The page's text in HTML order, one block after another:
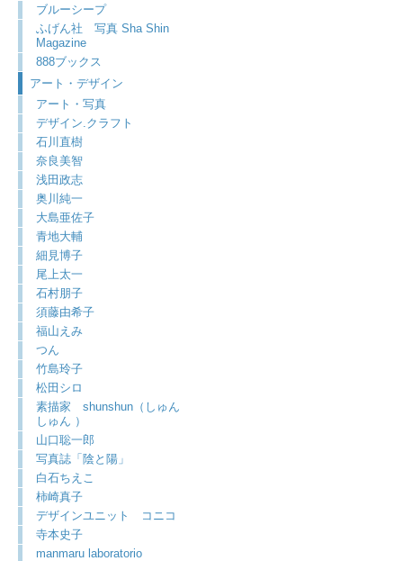
ブルーシープ
ふげん社 写真 Sha Shin
Magazine
888ブックス
アート・デザイン
アート・写真
デザイン.クラフト
石川直樹
奈良美智
浅田政志
奥川純一
大島亜佐子
青地大輔
細見博子
尾上太一
石村朋子
須藤由希子
福山えみ
つん
竹島玲子
松田シロ
素描家 shunshun（しゅん
しゅん ）
山口聡一郎
写真誌「陰と陽」
白石ちえこ
柿崎真子
デザインユニット コニコ
寺本史子
manmaru laboratorio